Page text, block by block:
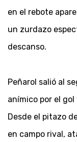
en el rebote
un zurdazo
descanso.
Peñarol salió al
anímico por el
Desde el pitazo
en campo rival,